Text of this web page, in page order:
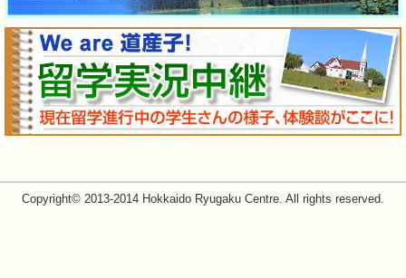
Copyright© 2013-2014 Hokkaido Ryugaku Centre. All rights reserved.